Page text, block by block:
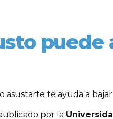
puede
asustarte te ayuda a
por la